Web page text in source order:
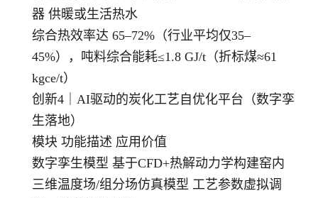
器 供暖或生活热水
综合热效率达 65–72%（行业平均仅35–
45%），吨料综合能耗≤1.8 GJ/t（折标煤≈61
kgce/t）
创新4｜AI驱动的炭化工艺自优化平台（数字孪
生落地）
模块 功能描述 应用价值
数字孪生模型 基于CFD+热解动力学构建窑内
三维温度场/组分场仿真模型 工艺参数虚拟调